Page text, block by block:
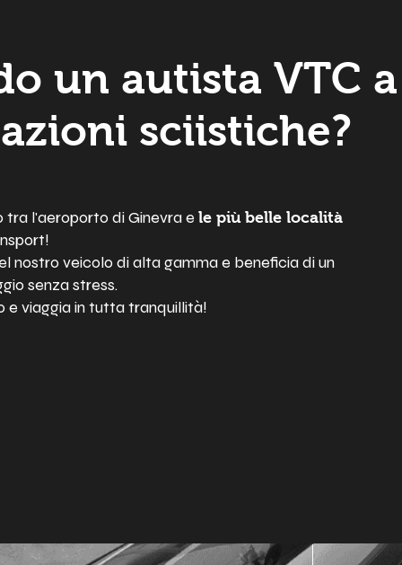
un autista VTC a
sciistiche?
l'aeroporto di Ginevra e le più belle località
nostro veicolo di alta gamma e beneficia di un
senza stress.
e viaggia in tutta tranquillità!